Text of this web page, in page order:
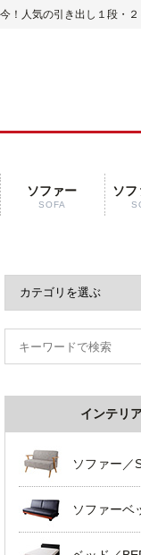
今！人気の引き出し１段・
ソファー
SOFA
ソ
インテリ
ソファー／
ソファーベ